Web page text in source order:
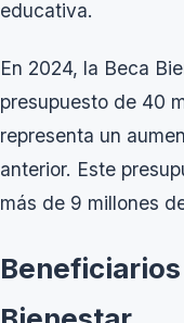
educativa.
En 2024, la Beca
presupuesto de 40
representa un
anterior. Este
más de 9 millones